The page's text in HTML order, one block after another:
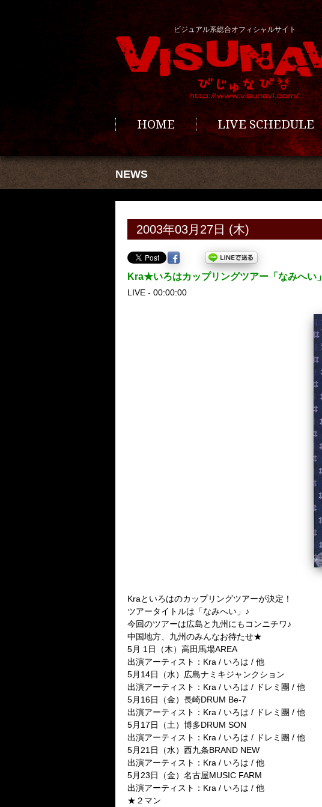
ビジュアル系総合オフィシャルサイト
HOME LIVE SCHEDULE
NEWS
2003年03月27日 (木)
Kra★いろはカップリングツアー「なみへい」
LIVE - 00:00:00
Kraといろはのカップリングツアーが決定！
ツアータイトルは「なみへい」♪
今回のツアーは広島と九州にもコンニチワ♪
中国地方、九州のみんなお待たせ★
5月 1日（木）高田馬場AREA
出演アーティスト：Kra / いろは / 他
5月14日（水）広島ナミキジャンクション
出演アーティスト：Kra / いろは / ドレミ團 / 他
5月16日（金）長崎DRUM Be-7
出演アーティスト：Kra / いろは / ドレミ團 / 他
5月17日（土）博多DRUM SON
出演アーティスト：Kra / いろは / ドレミ團 / 他
5月21日（水）西九条BRAND NEW
出演アーティスト：Kra / いろは / 他
5月23日（金）名古屋MUSIC FARM
出演アーティスト：Kra / いろは / 他
★２マン